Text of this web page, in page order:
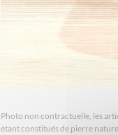
Photo non contractuelle, les
étant constitués de pierre